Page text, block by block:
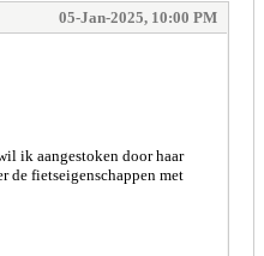
05-Jan-2025, 10:00 PM
ik aangestoken door haar
de fietseigenschappen met